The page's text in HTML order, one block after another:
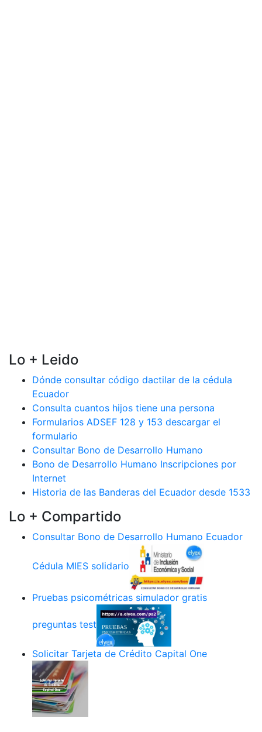
Lo + Leido
Dónde consultar código dactilar de la cédula
Ecuador
Consulta cuantos hijos tiene una persona
Formularios ADSEF 128 y 153 descargar el
formulario
Consultar Bono de Desarrollo Humano
Bono de Desarrollo Humano Inscripciones por
Internet
Historia de las Banderas del Ecuador desde 1533
Lo + Compartido
Consultar Bono de Desarrollo Humano Ecuador
Cédula MIES solidario
Pruebas psicométricas simulador gratis
preguntas test
Solicitar Tarjeta de Crédito Capital One